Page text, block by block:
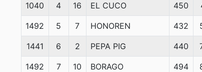
1040 4 16 EL CUCO 450
1492 5 7 HONOREN 432
1441 6 2 PEPA PIG 440
1492 7 10 BORAGO 494